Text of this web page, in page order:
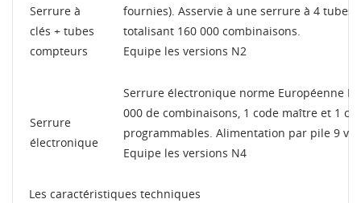
Serrure à
clés + tubes
compteurs
fournies). Asservie à une serrure à 4 tubes
totalisant 160 000 combinaisons.
Equipe les versions N2
Serrure
électronique
Serrure électronique norme Européenne
000 de combinaisons, 1 code maître et 1
programmables. Alimentation par pile 9
Equipe les versions N4
Les caractéristiques techniques